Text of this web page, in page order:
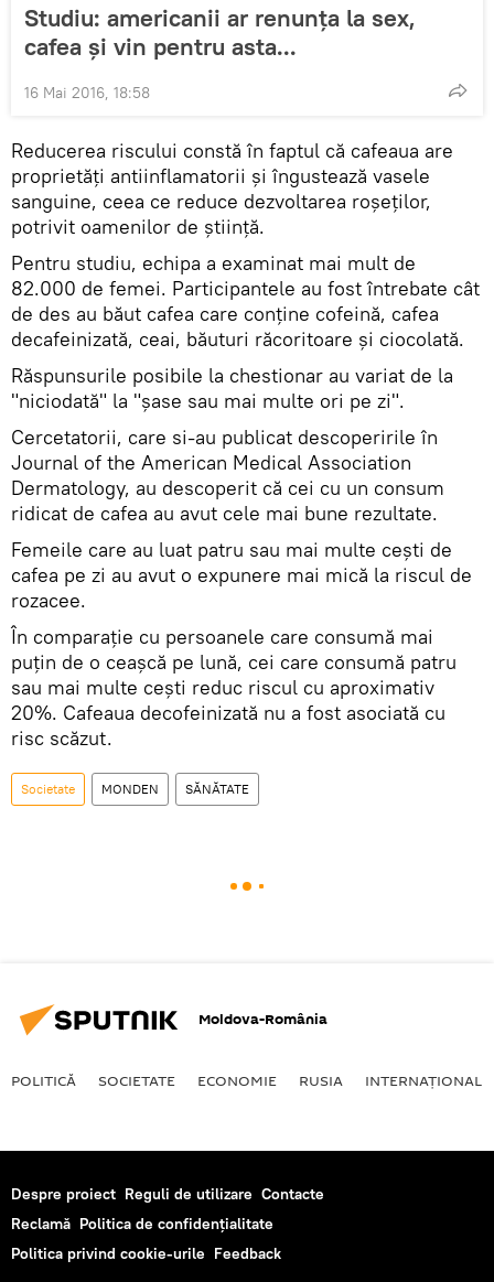
Studiu: americanii ar renunța la sex,
cafea și vin pentru asta...
16 Mai 2016, 18:58
Reducerea riscului constă în faptul că cafeaua are
proprietăți antiinflamatorii și îngustează vasele
sanguine, ceea ce reduce dezvoltarea roșeților,
potrivit oamenilor de știință.
Pentru studiu, echipa a examinat mai mult de
82.000 de femei. Participantele au fost întrebate cât
de des au băut cafea care conține cofeină, cafea
decafeinizată, ceai, băuturi răcoritoare și ciocolată.
Răspunsurile posibile la chestionar au variat de la
"niciodată" la "șase sau mai multe ori pe zi".
Cercetatorii, care si-au publicat descoperirile în
Journal of the American Medical Association
Dermatology, au descoperit că cei cu un consum
ridicat de cafea au avut cele mai bune rezultate.
Femeile care au luat patru sau mai multe cești de
cafea pe zi au avut o expunere mai mică la riscul de
rozacee.
În comparație cu persoanele care consumă mai
puțin de o ceașcă pe lună, cei care consumă patru
sau mai multe cești reduc riscul cu aproximativ
20%. Cafeaua decofeinizată nu a fost asociată cu
risc scăzut.
Societate MONDEN SĂNĂTATE
Moldova-România
POLITICĂ SOCIETATE ECONOMIE RUSIA INTERNAŢIONAL
Despre proiect Reguli de utilizare Contacte
Reclamă Politica de confidențialitate
Politica privind cookie-urile Feedback